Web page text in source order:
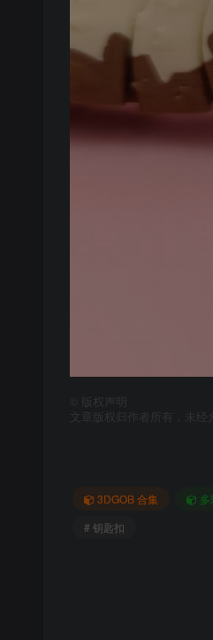
版权声明
文章版权归作者所有，未经
3DGOB 合集
# 钥匙扣